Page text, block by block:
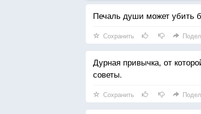
Печаль души может убить
Сохранить
Дурная привычка, от
советы.
Сохранить